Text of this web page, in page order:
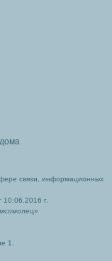
связи, информационных
г.
1.